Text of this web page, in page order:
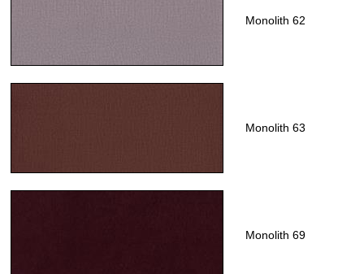
Monolith 62
Monolith 63
Monolith 69